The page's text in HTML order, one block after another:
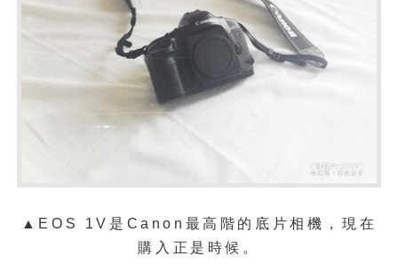
▲EOS 1V是 Canon 最高階的底片相機，現在
購入正是時候。